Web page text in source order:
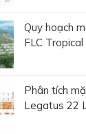
Quy hoạch
FLC
Phân tích
Legatus 22